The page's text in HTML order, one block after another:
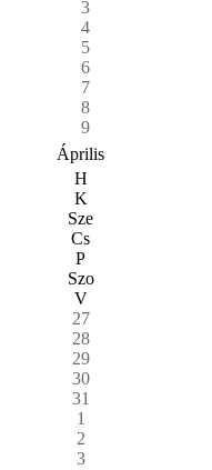
3
4
5
6
7
8
9
Április
H
K
Sze
Cs
P
Szo
V
27
28
29
30
31
1
2
3